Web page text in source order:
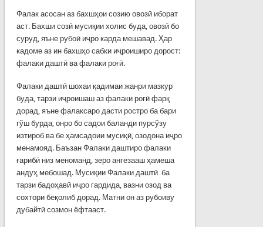
Фалак асосан аз бахшҳои созию овозӣ иборат
аст. Бахши созӣ мусиқии холис буда, овозӣ бо
суруд, яъне рубоӣ иҷро карда мешавад. Ҳар
кадоме аз ин бахшҳо сабки иҷроиширо дорост:
фалаки даштӣ ва фалаки роғӣ.
Фалаки даштӣ шохаи қадимаи жанри мазкур
буда, тарзи иҷроишаш аз фалаки роғӣ фарқ
дорад, яъне фалаксаро дасти ростро ба бари
гўш бурда, онро бо садои баланди пурсўзу
изтироб ва бе ҳамсадоии мусиқӣ, озодона иҷро
менамояд. Баъзан Фалаки даштиро фалаки
ғарибӣ низ меноманд, зеро ангезааш ҳамеша
андуҳ мебошад. Мусиқии Фалаки даштӣ ба
тарзи бадоҳавӣ иҷро гардида, вазни озод ва
сохтори беқолиб дорад. Матни он аз рубоиву
дубайтӣ созмон ёфтааст.